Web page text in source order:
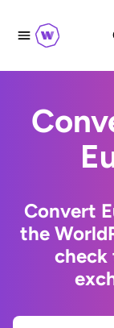
Convert
the
check